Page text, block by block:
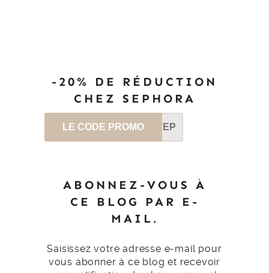
-20% DE RÉDUCTION
CHEZ SEPHORA
LE CODE PROMO SEP
ABONNEZ-VOUS À
CE BLOG PAR E-
MAIL.
Saisissez votre adresse e-mail pour
vous abonner à ce blog et recevoir